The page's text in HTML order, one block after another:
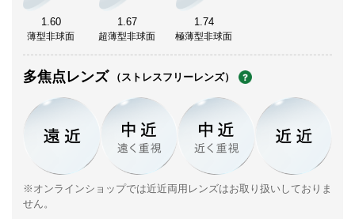
1.60
薄型非球面
1.67
超薄型非球面
1.74
極薄型非球面
多焦点レンズ （ストレスフリーレンズ）
※オンラインショップでは近近両用レンズはお取り扱いしておりま
せん。